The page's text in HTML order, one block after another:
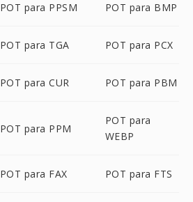
POT para PPSM POT para BMP
POT para TGA POT para PCX
POT para CUR POT para PBM
POT para PPM
POT para
WEBP
POT para FAX POT para FTS